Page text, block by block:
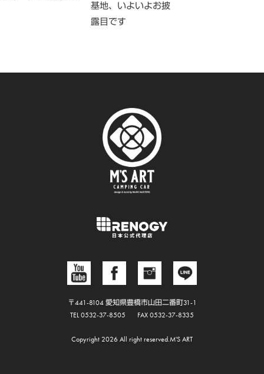
基地、いよいよお披
露目です
〒441-8104 愛知県豊橋市山田二番町31-1
TEL 0532-37-8505
FAX 0532-37-8335
Copyright 2026 All right reserved.M'S ART